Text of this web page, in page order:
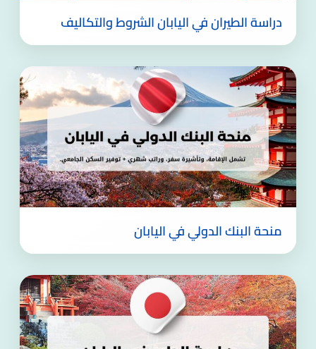
دراسة الطيران في اليابان الشروط والتكاليف
منحة البنك الدولي في اليابان